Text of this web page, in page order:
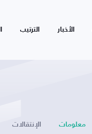
الأخبار الترتيب
معلومات الإنتقالات